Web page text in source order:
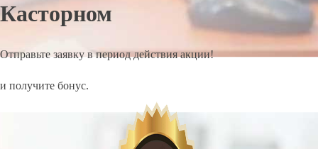
Касторном
Отправьте заявку в период действия акции!
и получите бонус.